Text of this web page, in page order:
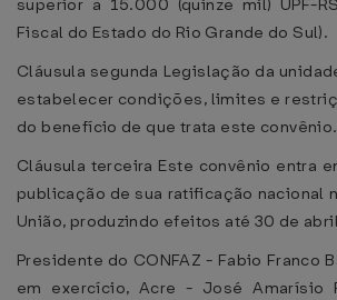
superior a 15.000 (quinze mil) UPF-
Fiscal do Estado do Rio Grande do Sul).
Cláusula segunda Legislação da
estabelecer condições, limites e
do benefício de que trata este convênio.
Cláusula terceira Este convênio entra
publicação de sua ratificação nacional
União, produzindo efeitos até 30 de
Presidente do CONFAZ - Fabio Franco
em exercício, Acre - José Amarísio